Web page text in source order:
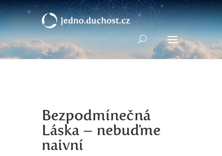
Bezpodmínečná
Láska – nebuďme
naivní